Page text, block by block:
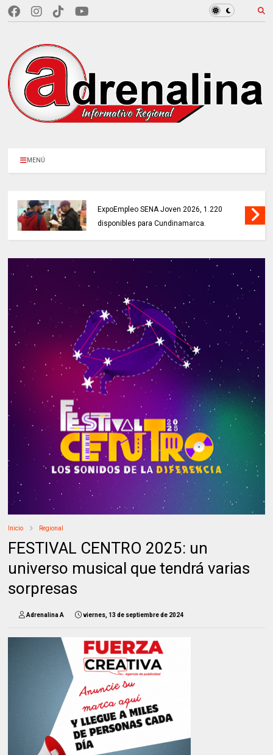
MENÚ
ExpoEmpleo SENA Joven 2026, 1.220
disponibles para Cundinamarca.
Inicio Regional
FESTIVAL CENTRO 2025: un
universo musical que tendrá varias
sorpresas
Adrenalina A viernes, 13 de septiembre de 2024